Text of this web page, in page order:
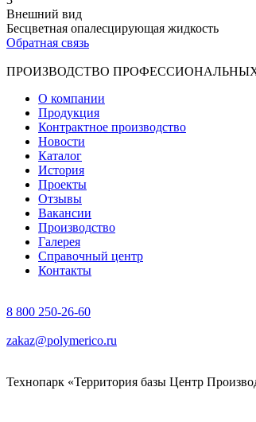
Внешний вид
Бесцветная опалесцирующая жидкость
Обратная связь
ПРОИЗВОДСТВО
О компании
Продукция
Контрактное производство
Новости
Каталог
История
Проекты
Отзывы
Вакансии
Производство
Галерея
Справочный центр
Контакты
8 800 250-26-60
zakaz@polymerico.ru
Технопарк «Территория базы Центр